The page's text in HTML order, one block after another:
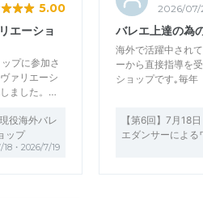
5.00
エーショ
プに参加さ
ァリエーシ
ました。…
役海外バレ
ップ
18・2026/7/19
2026/07/
バレエ上達の為
海外で活躍中され
ーから直接指導を
ショップです｡毎
【第6回】7月18
エダンサーによる